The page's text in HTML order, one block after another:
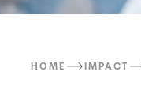
HOME IMPACT